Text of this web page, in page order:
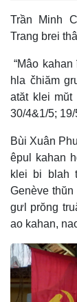
Trần Minh
Trang brei
“Mâo
hla čhiăm
atăt klei mŭt
30/4&1/5;
Bùi Xuân
êpul kahan
klei bi blah
Genève
gưl prŏng
ao kahan,